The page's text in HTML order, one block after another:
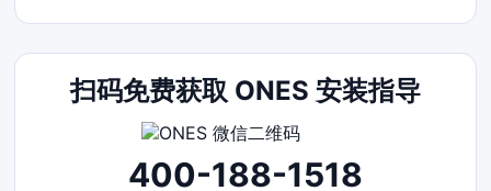
扫码免费获取 ONES 安装指导
400-188-1518